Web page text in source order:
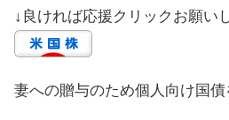
↓良ければ応援クリックお願い
妻への贈与のため個人向け国債